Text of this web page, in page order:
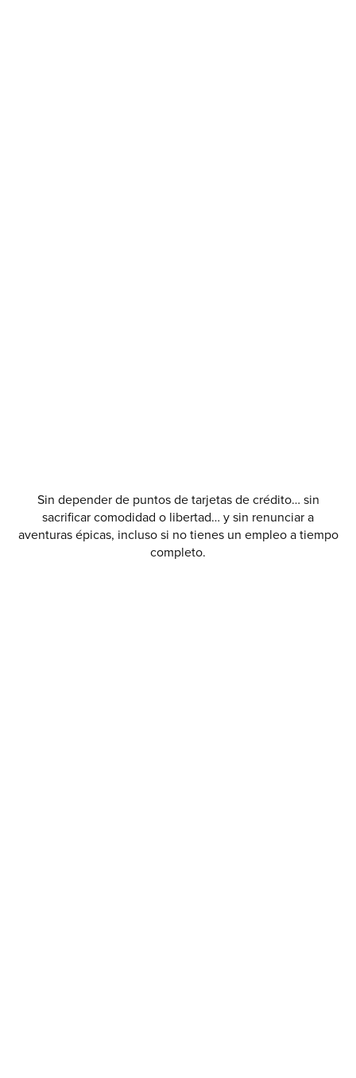
Sin depender de puntos de tarjetas de crédito… sin
sacrificar comodidad o libertad… y sin renunciar a
aventuras épicas, incluso si no tienes un empleo a tiempo
completo.